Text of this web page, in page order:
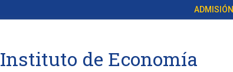
ADMISIÓN
Instituto de Economía